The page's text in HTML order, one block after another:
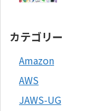
カテゴリー
Amazon
AWS
JAWS-UG